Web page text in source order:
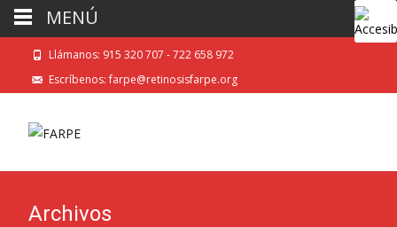
Llámanos: 915 320 707 - 722 658 972
Escríbenos: farpe@retinosisfarpe.org
Archivos
MENÚ